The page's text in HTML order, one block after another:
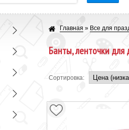
Главная » Все для
Банты, ленточки
Сортировка: